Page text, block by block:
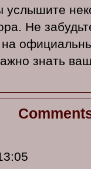
услышите
. Не
на
ажно знать